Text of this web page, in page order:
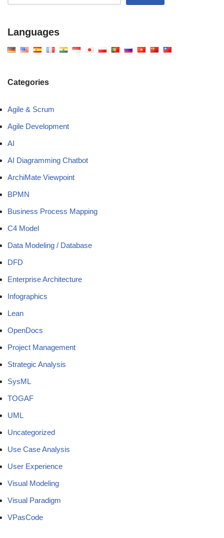
Languages
Categories
Agile & Scrum
Agile Development
AI
AI Diagramming Chatbot
ArchiMate Viewpoint
BPMN
Business Process Mapping
C4 Model
Data Modeling / Database
DFD
Enterprise Architecture
Infographics
Lean
OpenDocs
Project Management
Strategic Analysis
SysML
TOGAF
UML
Uncategorized
Use Case Analysis
User Experience
Visual Modeling
Visual Paradigm
VPasCode